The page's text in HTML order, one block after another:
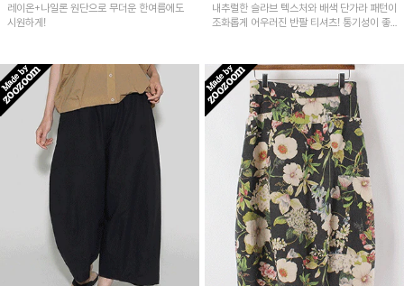
레이온+나일론 원단으로 무더운 한여름에도
시원하게!
내추럴한 슬라브 텍스처와 배색 단가라 패턴이
조화롭게 어우러진 반팔 티셔츠! 통기성이 좋